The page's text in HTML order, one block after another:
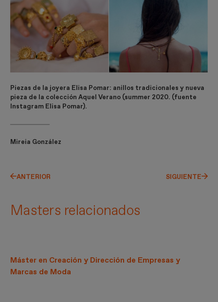
Piezas de la joyera Elisa Pomar: anillos tradicionales y nueva
pieza de la colección Aquel Verano (summer 2020. (fuente
Instagram Elisa Pomar).
Mireia González
ANTERIOR SIGUIENTE
Masters relacionados
Máster en Creación y Dirección de Empresas y
Marcas de Moda